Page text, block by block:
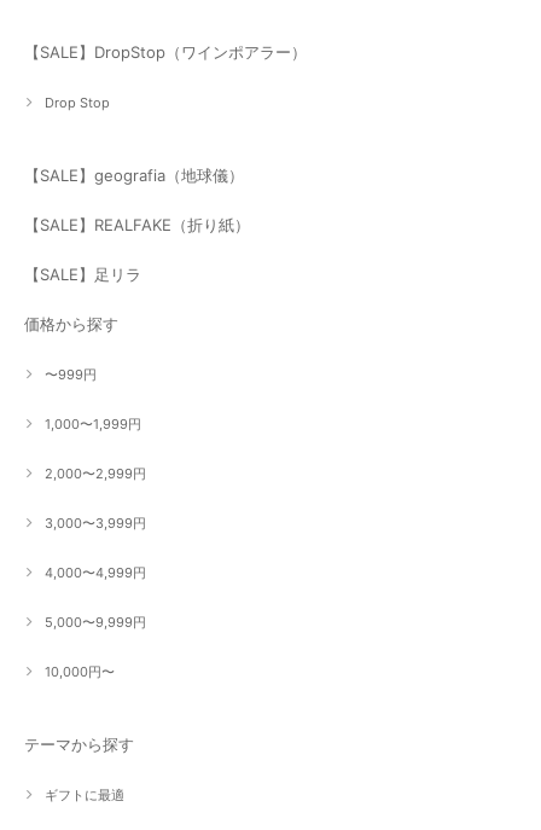
【SALE】DropStop（ワインポアラー）
Drop Stop
【SALE】geografia（地球儀）
【SALE】REALFAKE（折り紙）
【SALE】足リラ
価格から探す
〜999円
1,000〜1,999円
2,000〜2,999円
3,000〜3,999円
4,000〜4,999円
5,000〜9,999円
10,000円〜
テーマから探す
ギフトに最適